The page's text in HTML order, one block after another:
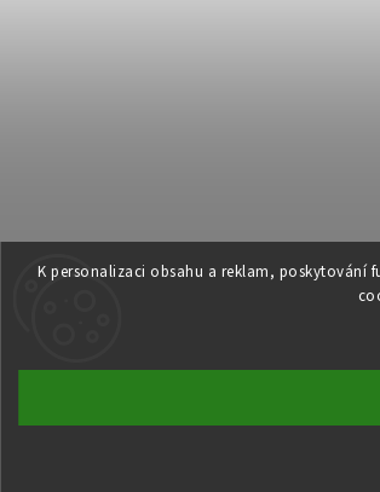
K personalizaci obsahu a reklam, poskytování